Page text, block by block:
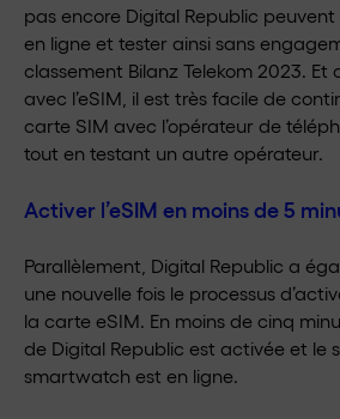
pas encore Digital Republic
en ligne et tester ainsi sans
classement Bilanz Telekom 2023. Et
avec l’eSIM, il est très facile de
carte SIM avec l’opérateur de
tout en testant un autre opérateur.
Activer l’eSIM en moins de 5
Parallèlement, Digital Republic a
une nouvelle fois le processus
la carte eSIM. En moins de cinq
de Digital Republic est activée et le
smartwatch est en ligne.